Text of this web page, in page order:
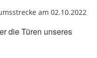
die Türen unseres